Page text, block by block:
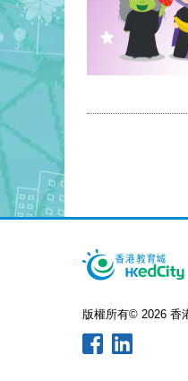
版權所有© 2026 香